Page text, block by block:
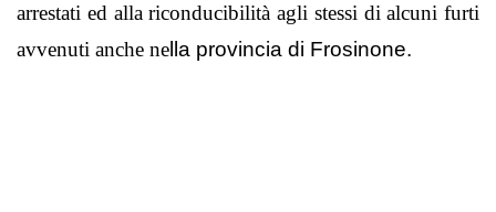
arrestati ed alla riconducibilità agli stessi di alcuni furti
avvenuti anche ne lla provincia di Frosinone.